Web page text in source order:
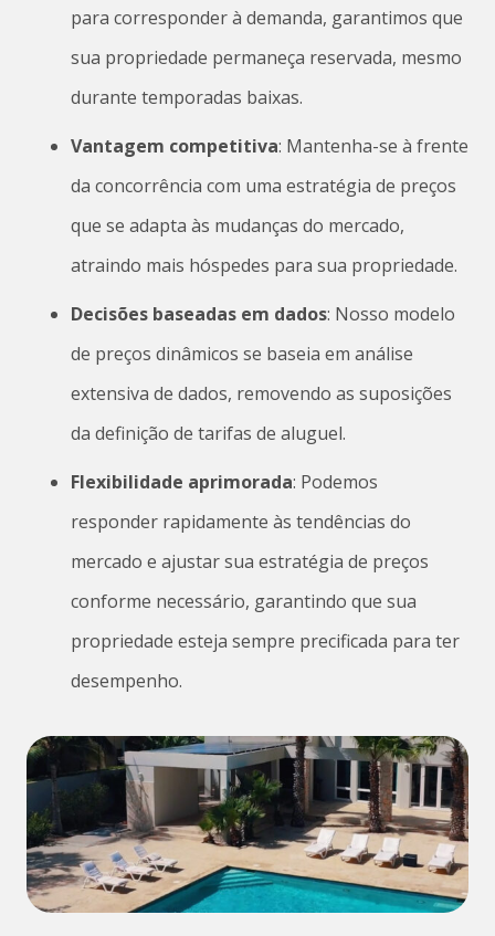
para corresponder à demanda, garantimos que
sua propriedade permaneça reservada, mesmo
durante temporadas baixas.
Vantagem competitiva: Mantenha-se à frente
da concorrência com uma estratégia de preços
que se adapta às mudanças do mercado,
atraindo mais hóspedes para sua propriedade.
Decisões baseadas em dados: Nosso modelo
de preços dinâmicos se baseia em análise
extensiva de dados, removendo as suposições
da definição de tarifas de aluguel.
Flexibilidade aprimorada: Podemos
responder rapidamente às tendências do
mercado e ajustar sua estratégia de preços
conforme necessário, garantindo que sua
propriedade esteja sempre precificada para ter
desempenho.